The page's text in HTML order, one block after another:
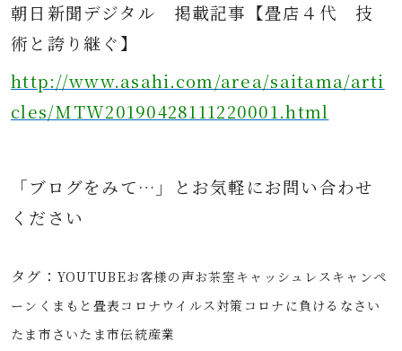
朝日新聞デジタル 掲載記事 【畳店４代 技
術と誇り継ぐ】
http://www.asahi.com/area/saitama/arti
cles/MTW20190428111220001.html
「ブログをみて…」とお気軽にお問い合わせ
ください
タグ： YOUTUBEお客様の声お茶室キャッシュレスキャンペ
ーン くまもと畳表 コロナウイルス対策 コロナに負けるな さい
たま市 さいたま市伝統産業